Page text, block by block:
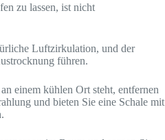
zu lassen, ist nicht
Luftzirkulation, und der
führen.
einem kühlen Ort steht, entfernen
und bieten Sie eine Schale mit